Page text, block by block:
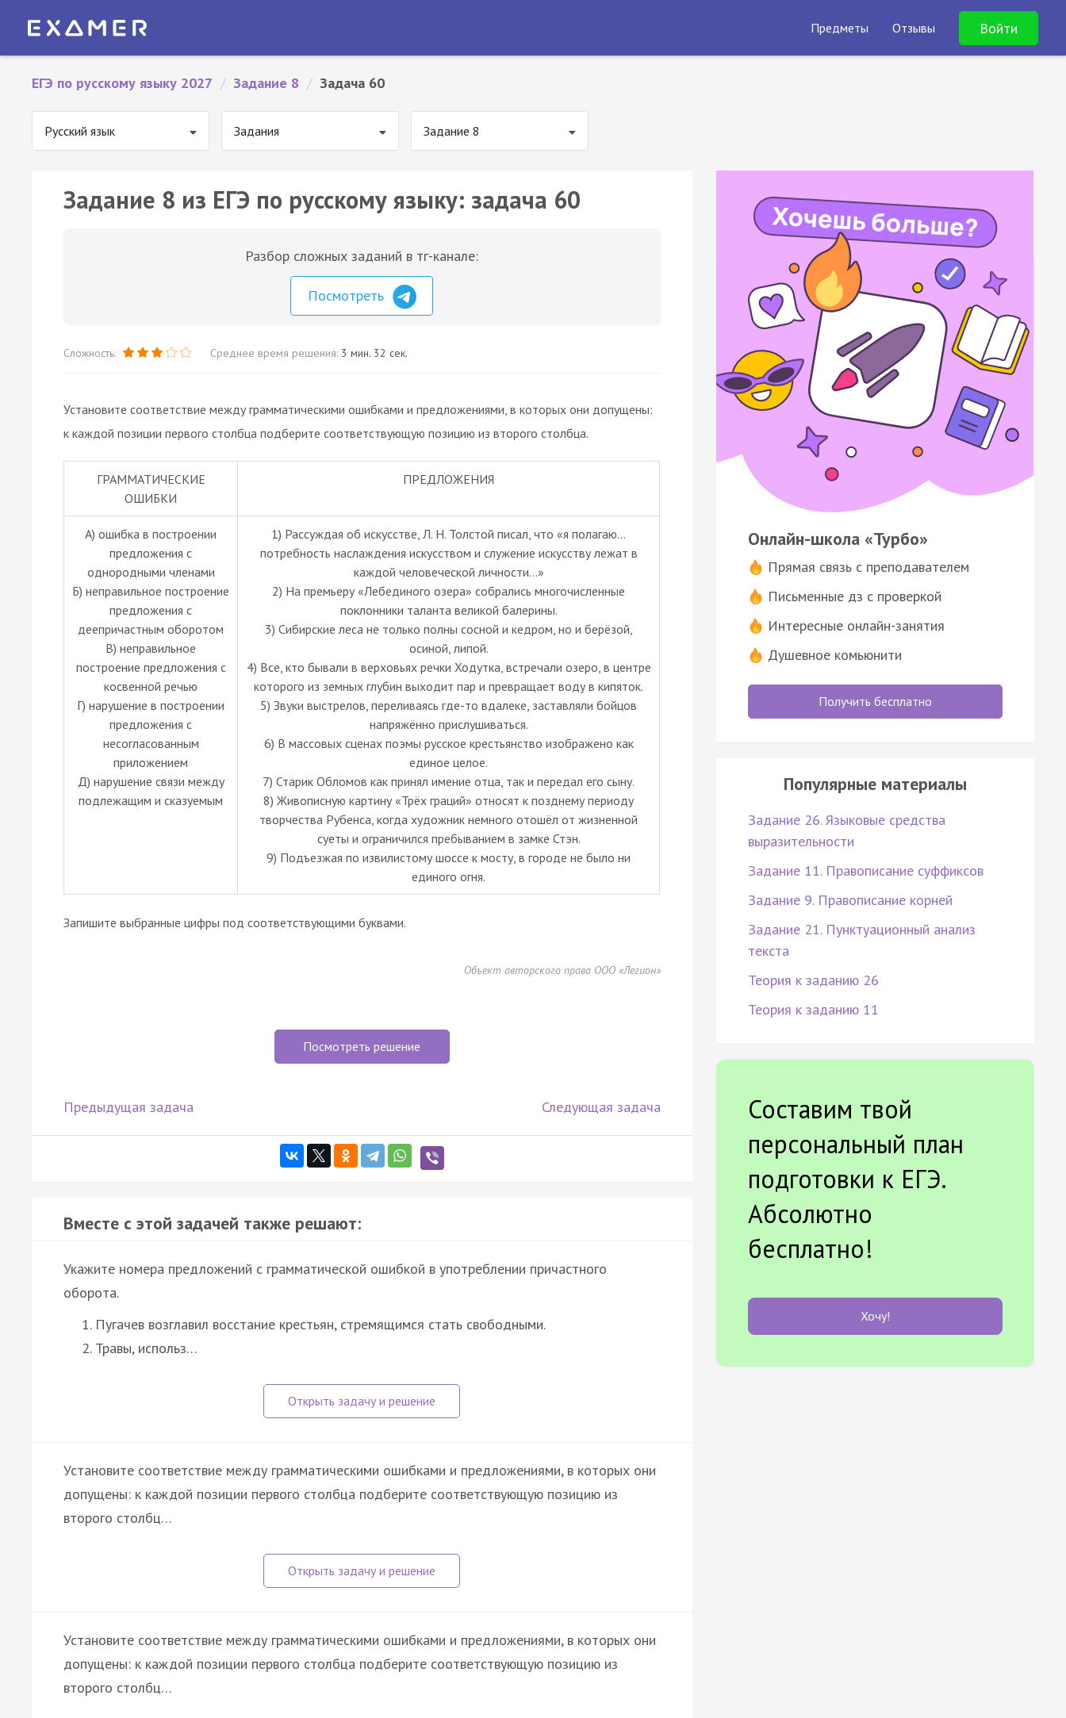
Предметы Отзывы Войти
ЕГЭ по русскому языку 2027 / Задание 8 / Задача 60
Русский язык Задания Задание 8
Задание 8 из ЕГЭ по русскому языку: задача 60
Разбор сложных заданий в тг-канале:
Посмотреть
Сложность: Среднее время решения: 3 мин. 32 сек.
Установите соответствие между грамматическими ошибками и предложениями, в которых они допущены:
к каждой позиции первого столбца подберите соответствующую позицию из второго столбца.
ГРАММАТИЧЕСКИЕ
ОШИБКИ
ПРЕДЛОЖЕНИЯ
А) ошибка в построении
предложения с
однородными членами
Б) неправильное построение
предложения с
деепричастным оборотом
В) неправильное
построение предложения с
косвенной речью
Г) нарушение в построении
предложения с
несогласованным
приложением
Д) нарушение связи между
подлежащим и сказуемым
1) Рассуждая об искусстве, Л. Н. Толстой писал, что «я полагаю…
потребность наслаждения искусством и служение искусству лежат в
каждой человеческой личности…»
2) На премьеру «Лебединого озера» собрались многочисленные
поклонники таланта великой балерины.
3) Сибирские леса не только полны сосной и кедром, но и берёзой,
осиной, липой.
4) Все, кто бывали в верховьях речки Ходутка, встречали озеро, в центре
которого из земных глубин выходит пар и превращает воду в кипяток.
5) Звуки выстрелов, переливаясь где-то вдалеке, заставляли бойцов
напряжённо прислушиваться.
6) В массовых сценах поэмы русское крестьянство изображено как
единое целое.
7) Старик Обломов как принял имение отца, так и передал его сыну.
8) Живописную картину «Трёх граций» относят к позднему периоду
творчества Рубенса, когда художник немного отошёл от жизненной
суеты и ограничился пребыванием в замке Стэн.
9) Подъезжая по извилистому шоссе к мосту, в городе не было ни
единого огня.
Запишите выбранные цифры под соответствующими буквами.
Объект авторского права ООО «Легион»
Посмотреть решение
Предыдущая задача Следующая задача
Вместе с этой задачей также решают:
Укажите номера предложений с грамматической ошибкой в употреблении причастного
оборота.
Пугачев возглавил восстание крестьян, стремящимся стать свободными.
Травы, использ…
Установите соответствие между грамматическими ошибками и предложениями, в которых они
допущены: к каждой позиции первого столбца подберите соответствующую позицию из
второго столбц…
Установите соответствие между грамматическими ошибками и предложениями, в которых они
допущены: к каждой позиции первого столбца подберите соответствующую позицию из
второго столбц…
Онлайн-школа «Турбо»
Прямая связь с преподавателем
Письменные дз с проверкой
Интересные онлайн-занятия
Душевное комьюнити
Получить бесплатно
Популярные материалы
Задание 26. Языковые средства
выразительности
Задание 11. Правописание суффиксов
Задание 9. Правописание корней
Задание 21. Пунктуационный анализ
текста
Теория к заданию 26
Теория к заданию 11
Составим твой
персональный план
подготовки к ЕГЭ.
Абсолютно
бесплатно!
Хочу!